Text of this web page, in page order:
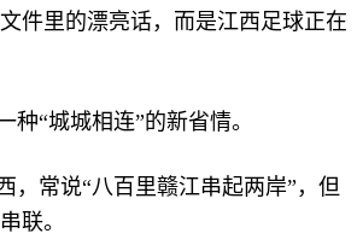
件里的漂亮话，而是江西足球正在
种“城城相连”的新省情。
，常说“八百里赣江串起两岸”，但
联。